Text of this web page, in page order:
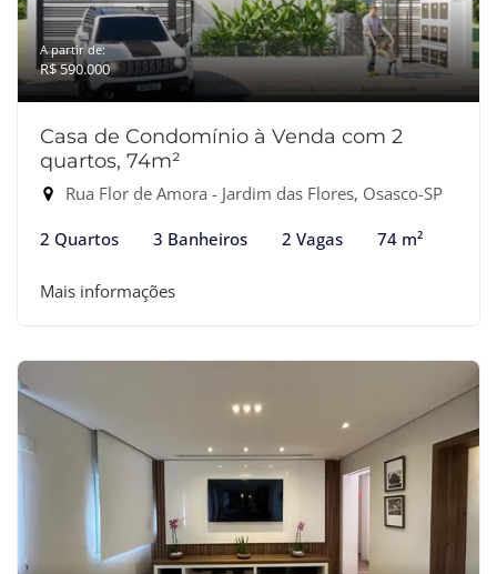
A partir de:
R$ 590.000
Casa de Condomínio à Venda com 2
quartos, 74m²
Rua Flor de Amora - Jardim das Flores, Osasco-SP
2 Quartos 3 Banheiros 2 Vagas 74 m²
Mais informações